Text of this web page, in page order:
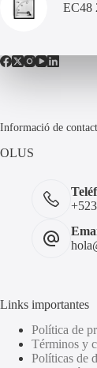
EC48
Informació de
OLUS
Links importantes
Política de
Términos y
Políticas de